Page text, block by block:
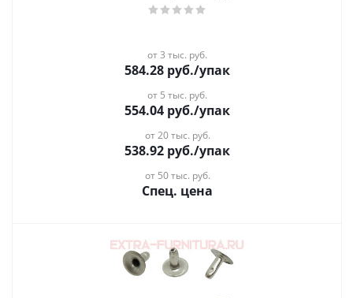
от 3 тыс. руб.
584.28 руб./упак
от 5 тыс. руб.
554.04 руб./упак
от 20 тыс. руб.
538.92 руб./упак
от 50 тыс. руб.
Спец. цена